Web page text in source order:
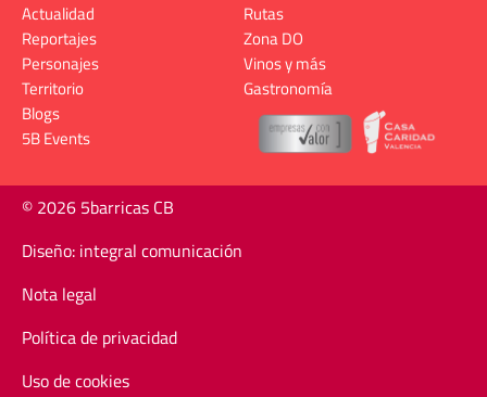
Actualidad
Reportajes
Personajes
Territorio
Rutas
Zona DO
Vinos y más
Gastronomía
Blogs
5B Events
© 2026 5barricas CB
Diseño: integral comunicación
Nota legal
Política de privacidad
Uso de cookies